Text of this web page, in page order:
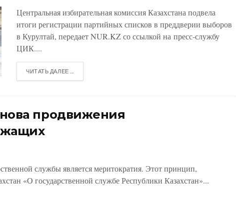
Центральная избирательная комиссия Казахстана подвела
итоги регистрации партийных списков в преддверии выборов
в Курултай, передает NUR.KZ со ссылкой на пресс-службу
ЦИК....
ЧИТАТЬ ДАЛЕЕ ...
продвижения
службы является меритократия. Этот принцип,
«О государственной службе Республики Казахстан»...